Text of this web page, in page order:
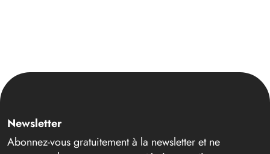
Newsletter
Abonnez-vous gratuitement à la newsletter et ne